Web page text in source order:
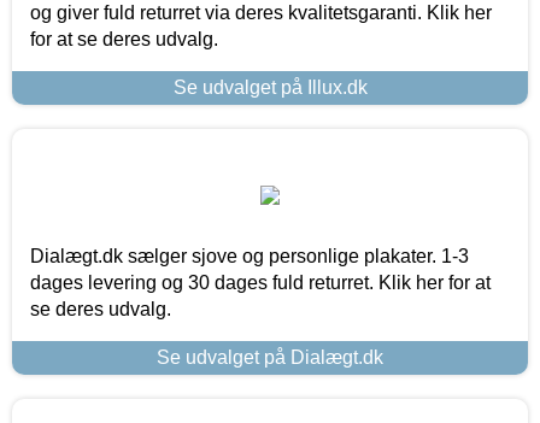
og giver fuld returret via deres kvalitetsgaranti. Klik her
for at se deres udvalg.
Se udvalget på Illux.dk
Dialægt.dk sælger sjove og personlige plakater. 1-3
dages levering og 30 dages fuld returret. Klik her for at
se deres udvalg.
Se udvalget på Dialægt.dk